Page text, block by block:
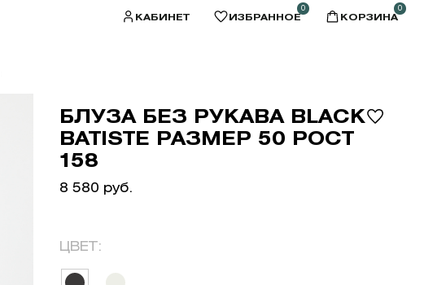
КАБИНЕТ ИЗБРАННОЕ
0
КОРЗИНА
0
БЛУЗА БЕЗ РУКАВА BLACK
BATISTE РАЗМЕР 50 РОСТ
158
8 580 руб.
ЦВЕТ: